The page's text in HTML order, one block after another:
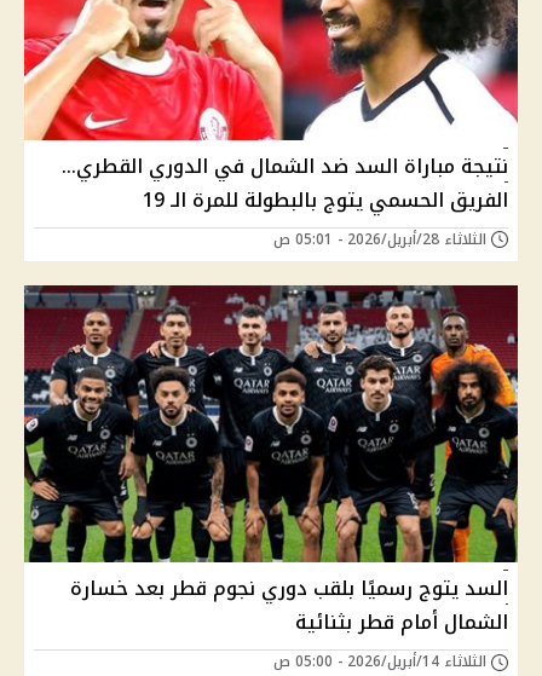
نتيجة مباراة السد ضد الشمال في الدوري القطري…
الفريق الحسمي يتوج بالبطولة للمرة الـ 19
الثلاثاء 28/أبريل/2026 - 05:01 ص
السد يتوج رسميًا بلقب دوري نجوم قطر بعد خسارة
الشمال أمام قطر بثنائية
الثلاثاء 14/أبريل/2026 - 05:00 ص